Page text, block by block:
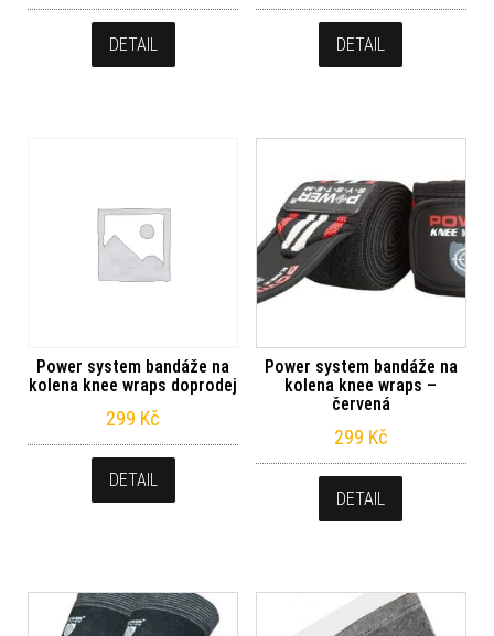
DETAIL DETAIL
Power system bandáže na
kolena knee wraps doprodej
299 Kč
DETAIL
Power system bandáže na
kolena knee wraps –
červená
299 Kč
DETAIL